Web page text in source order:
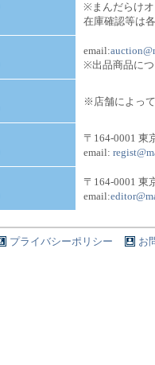
※まんだらけオ
在庫確認等は
email:
※出品商品に
※店舗によっ
〒164-0001 東
email:
〒164-0001 東
email:
プライバシーポリシー お